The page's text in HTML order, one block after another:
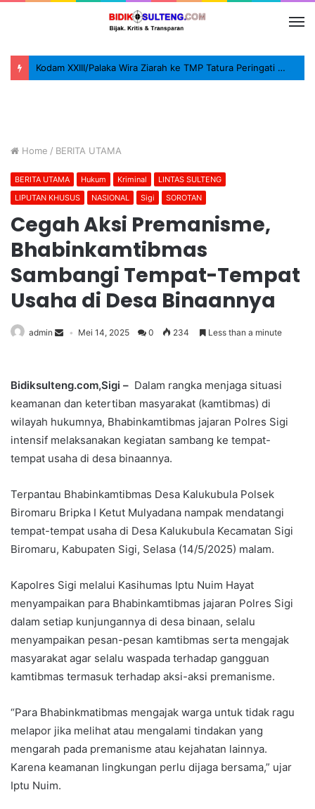
Kodam XXIII/Palaka Wira Ziarah ke TMP Tatura Peringati HUT ke-1
Home / BERITA UTAMA
BERITA UTAMA Hukum Kriminal
LINTAS SULTENG
LIPUTAN KHUSUS
NASIONAL Sigi SOROTAN
Cegah Aksi Premanisme,
Bhabinkamtibmas
Sambangi Tempat-Tempat
Usaha di Desa Binaannya
admin Mei 14, 2025 0 234 Less than a minute
Bidiksulteng.com,Sigi – Dalam rangka menjaga situasi
keamanan dan ketertiban masyarakat (kamtibmas) di
wilayah hukumnya, Bhabinkamtibmas jajaran Polres Sigi
intensif melaksanakan kegiatan sambang ke tempat-
tempat usaha di desa binaannya.
Terpantau Bhabinkamtibmas Desa Kalukubula Polsek
Biromaru Bripka I Ketut Mulyadana nampak mendatangi
tempat-tempat usaha di Desa Kalukubula Kecamatan Sigi
Biromaru, Kabupaten Sigi, Selasa (14/5/2025) malam.
Kapolres Sigi melalui Kasihumas Iptu Nuim Hayat
menyampaikan para Bhabinkamtibmas jajaran Polres Sigi
dalam setiap kunjungannya di desa binaan, selalu
menyampaikan pesan-pesan kamtibmas serta mengajak
masyarakat agar selalu waspada terhadap gangguan
kamtibmas termasuk terhadap aksi-aksi premanisme.
“Para Bhabinkmatibmas mengajak warga untuk tidak ragu
melapor jika melihat atau mengalami tindakan yang
mengarah pada premanisme atau kejahatan lainnya.
Karena keamanan lingkungan perlu dijaga bersama,” ujar
Iptu Nuim.